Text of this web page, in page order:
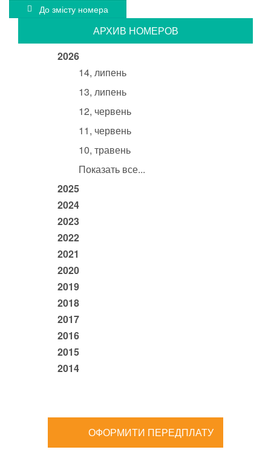
До змісту номера
АРХИВ НОМЕРОВ
2026
14, липень
13, липень
12, червень
11, червень
10, травень
Показать все...
2025
2024
2023
2022
2021
2020
2019
2018
2017
2016
2015
2014
ОФОРМИТИ ПЕРЕДПЛАТУ